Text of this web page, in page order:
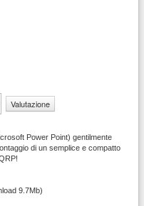
Power Point) gentilmente
di un semplice e compatto
9.7Mb)